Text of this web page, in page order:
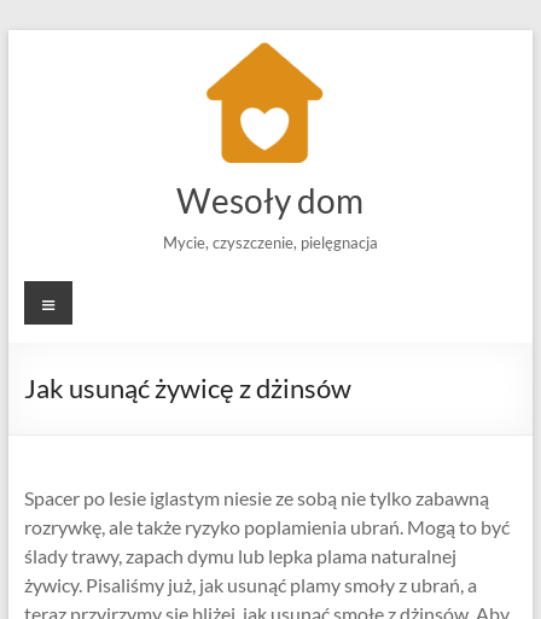
Wesoły dom
Mycie, czyszczenie, pielęgnacja
Menu
Jak usunąć żywicę z dżinsów
Spacer po lesie iglastym niesie ze sobą nie tylko zabawną
rozrywkę, ale także ryzyko poplamienia ubrań. Mogą to być
ślady trawy, zapach dymu lub lepka plama naturalnej
żywicy. Pisaliśmy już, jak usunąć plamy smoły z ubrań, a
teraz przyjrzymy się bliżej, jak usunąć smołę z dżinsów. Aby